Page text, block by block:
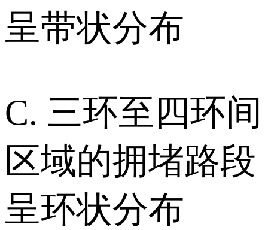
呈带状分布
C. 三环至四环间
区域的拥堵路段
呈环状分布